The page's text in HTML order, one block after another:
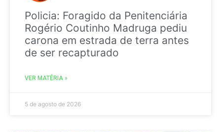
Policia: Foragido da Penitenciária
Rogério Coutinho Madruga pediu
carona em estrada de terra antes
de ser recapturado
VER MATÉRIA »
5 de agosto de 2026